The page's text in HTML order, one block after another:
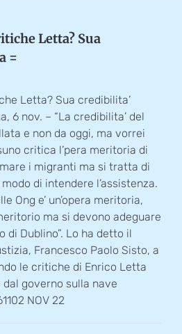
Letta? Sua
=
Letta? Sua credibilita’
6 nov. – “La credibilita’ del
e non da oggi, ma vorrei
critica l’pera meritoria di
i migranti ma si tratta di
di intendere l’assistenza.
Ong e’ un’opera meritoria,
ma si devono adeguare
di Dublino”. Lo ha detto il
Francesco Paolo Sisto, a
le critiche di Enrico Letta
governo sulla nave
NOV 22